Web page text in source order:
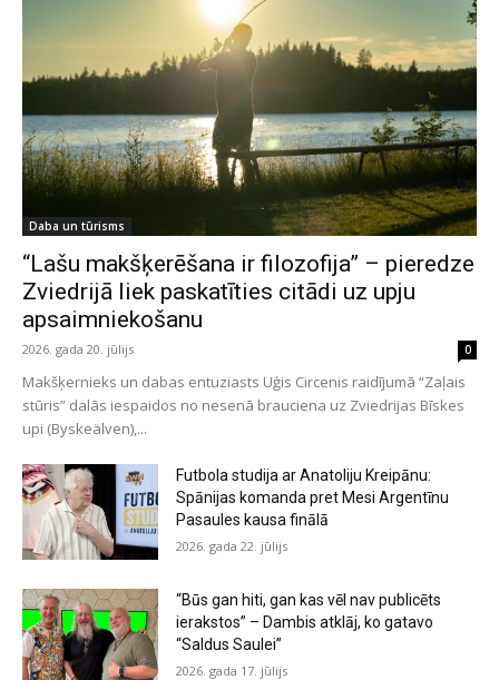
Daba un tūrisms
“Lašu makšķerēšana ir filozofija” – pieredze
Zviedrijā liek paskatīties citādi uz upju
apsaimniekošanu
2026. gada 20. jūlijs 0
Makšķernieks un dabas entuziasts Uģis Circenis raidījumā “Zaļais
stūris” dalās iespaidos no nesenā brauciena uz Zviedrijas Bīskes
upi (Byskeälven),...
Futbola studija ar Anatoliju Kreipānu:
Spānijas komanda pret Mesi Argentīnu
Pasaules kausa finālā
2026. gada 22. jūlijs
“Būs gan hiti, gan kas vēl nav publicēts
ierakstos” – Dambis atklāj, ko gatavo
“Saldus Saulei”
2026. gada 17. jūlijs